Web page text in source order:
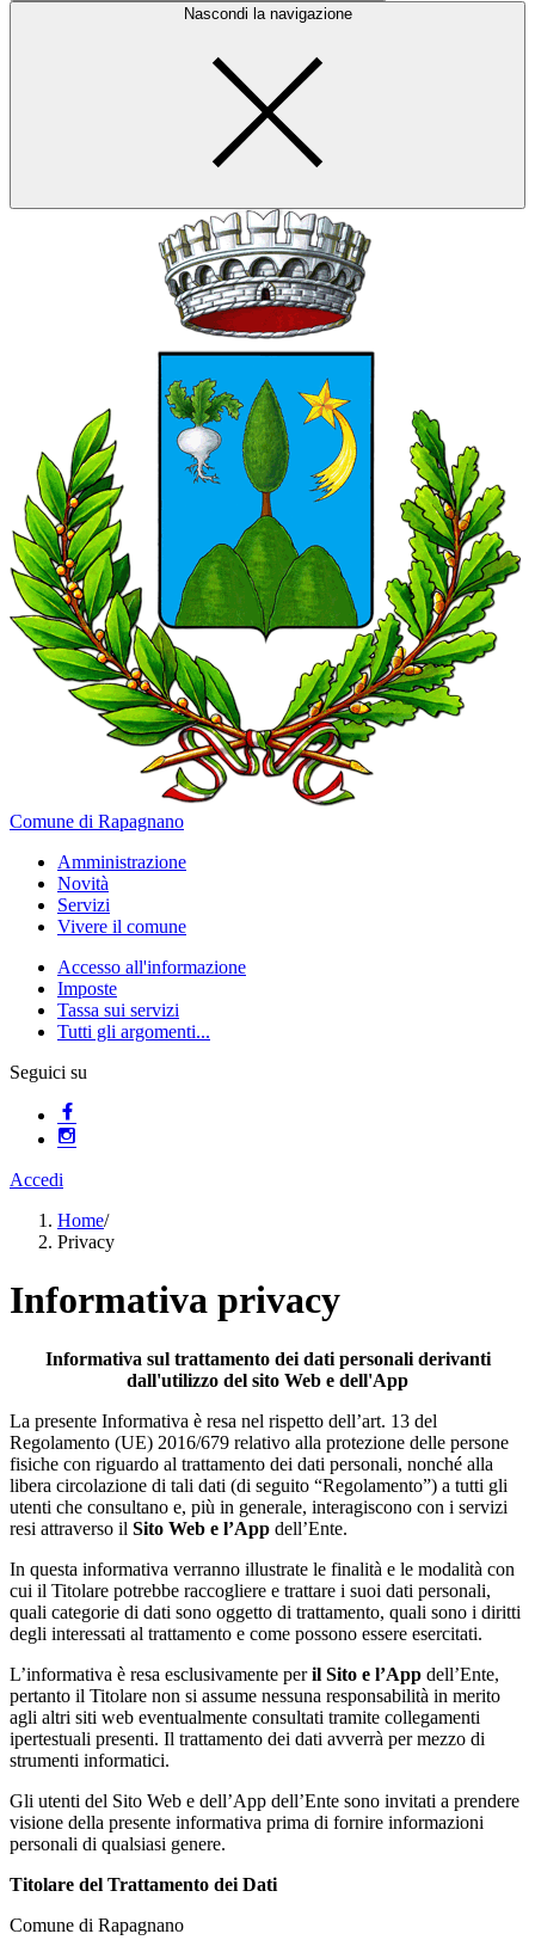
Nascondi la navigazione
Comune di Rapagnano
Amministrazione
Novità
Servizi
Vivere il comune
Accesso all'informazione
Imposte
Tassa sui servizi
Tutti gli argomenti...
Seguici su
Accedi
Home/
Privacy
Informativa privacy
Informativa sul trattamento dei dati personali derivanti
dall'utilizzo del sito Web e dell'App
La presente Informativa è resa nel rispetto dell’art. 13 del
Regolamento (UE) 2016/679 relativo alla protezione delle persone
fisiche con riguardo al trattamento dei dati personali, nonché alla
libera circolazione di tali dati (di seguito “Regolamento”) a tutti gli
utenti che consultano e, più in generale, interagiscono con i servizi
resi attraverso il Sito Web e l’App dell’Ente.
In questa informativa verranno illustrate le finalità e le modalità con
cui il Titolare potrebbe raccogliere e trattare i suoi dati personali,
quali categorie di dati sono oggetto di trattamento, quali sono i diritti
degli interessati al trattamento e come possono essere esercitati.
L’informativa è resa esclusivamente peril Sito e l’App dell’Ente,
pertanto il Titolare non si assume nessuna responsabilità in merito
agli altri siti web eventualmente consultati tramite collegamenti
ipertestuali presenti. Il trattamento dei dati avverrà per mezzo di
strumenti informatici.
Gli utenti del Sito Web e dell’App dell’Ente sono invitati a prendere
visione della presente informativa prima di fornire informazioni
personali di qualsiasi genere.
Titolare del Trattamento dei Dati
Comune di Rapagnano